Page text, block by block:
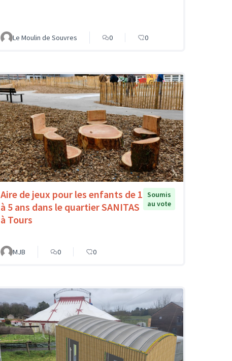
Le Moulin de Souvres 0 0
Aire de jeux pour les enfants de 1
à 5 ans dans le quartier SANITAS
à Tours
Soumis
au vote
MJB 0 0